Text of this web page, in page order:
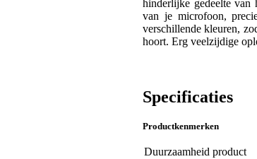
hinderlijke gedeelte van
van je microfoon,
verschillende kleuren,
hoort. Erg veelzijdige
Specificaties
Productkenmerken
Duurzaamheid product